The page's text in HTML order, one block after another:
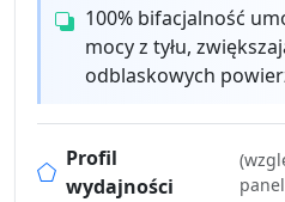
100% bifacjalność
mocy z tyłu,
odblaskowych
Profil
wydajności